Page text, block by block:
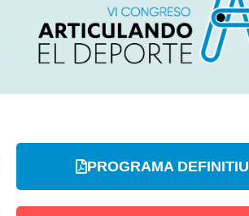
PROGRAMA DEFINITIU